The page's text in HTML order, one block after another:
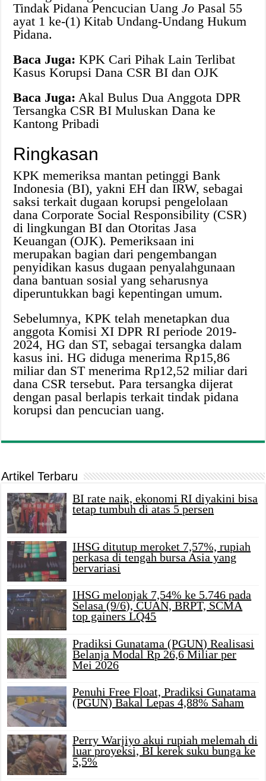
Tindak Pidana Pencucian UangJo Pasal 55
ayat 1 ke-(1) Kitab Undang-Undang Hukum
Pidana.
Baca Juga: KPK Cari Pihak Lain Terlibat
Kasus Korupsi Dana CSR BI dan OJK
Baca Juga: Akal Bulus Dua Anggota DPR
Tersangka CSR BI Muluskan Dana ke
Kantong Pribadi
Ringkasan
KPK memeriksa mantan petinggi Bank
Indonesia (BI), yakni EH dan IRW, sebagai
saksi terkait dugaan korupsi pengelolaan
dana Corporate Social Responsibility (CSR)
di lingkungan BI dan Otoritas Jasa
Keuangan (OJK). Pemeriksaan ini
merupakan bagian dari pengembangan
penyidikan kasus dugaan penyalahgunaan
dana bantuan sosial yang seharusnya
diperuntukkan bagi kepentingan umum.
Sebelumnya, KPK telah menetapkan dua
anggota Komisi XI DPR RI periode 2019-
2024, HG dan ST, sebagai tersangka dalam
kasus ini. HG diduga menerima Rp15,86
miliar dan ST menerima Rp12,52 miliar dari
dana CSR tersebut. Para tersangka dijerat
dengan pasal berlapis terkait tindak pidana
korupsi dan pencucian uang.
Artikel Terbaru
BI rate naik, ekonomi RI diyakini bisa
tetap tumbuh di atas 5 persen
IHSG ditutup meroket 7,57%, rupiah
perkasa di tengah bursa Asia yang
bervariasi
IHSG melonjak 7,54% ke 5.746 pada
Selasa (9/6), CUAN, BRPT, SCMA
top gainers LQ45
Pradiksi Gunatama (PGUN) Realisasi
Belanja Modal Rp 26,6 Miliar per
Mei 2026
Penuhi Free Float, Pradiksi Gunatama
(PGUN) Bakal Lepas 4,88% Saham
Perry Warjiyo akui rupiah melemah di
luar proyeksi, BI kerek suku bunga ke
5,5%